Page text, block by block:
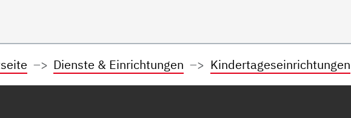
Dienste & Einrichtungen Kindertageseinrichtungen